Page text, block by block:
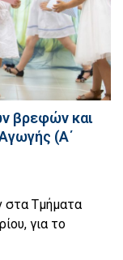
βρεφών και
(Α΄
στα Τμήματα
για το